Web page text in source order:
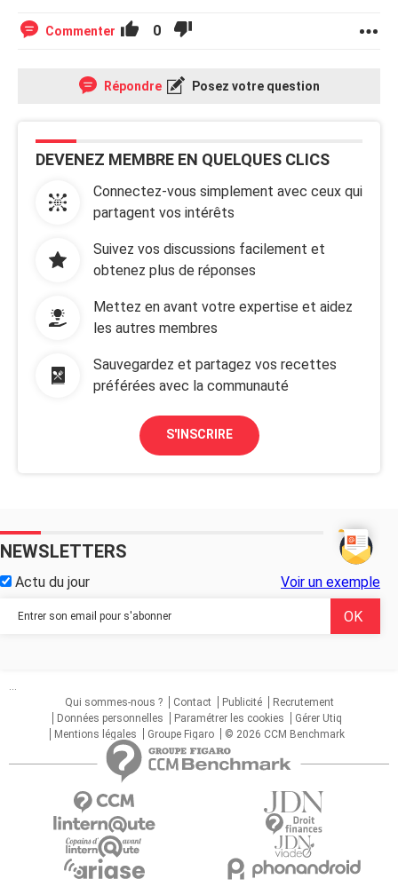
Commenter 0
Répondre Posez votre question
DEVENEZ MEMBRE EN QUELQUES CLICS
Connectez-vous simplement avec ceux qui
partagent vos intérêts
Suivez vos discussions facilement et
obtenez plus de réponses
Mettez en avant votre expertise et aidez
les autres membres
Sauvegardez et partagez vos recettes
préférées avec la communauté
S'INSCRIRE
NEWSLETTERS
Actu du jour Voir un exemple
...
Qui sommes-nous ?
Contact Publicité
Recrutement
Données personnelles
Paramétrer les cookies
Gérer Utiq
Mentions légales
Groupe Figaro © 2026 CCM Benchmark